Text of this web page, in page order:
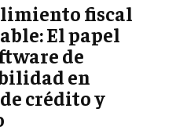
NEGOCIOS fiscal
El papel
de
en
crédito y